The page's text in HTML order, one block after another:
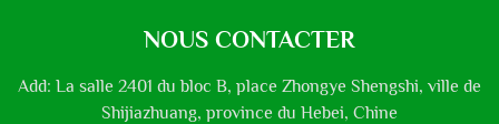
NOUS CONTACTER
Add: La salle 2401 du bloc B, place Zhongye Shengshi, ville de
Shijiazhuang, province du Hebei, Chine